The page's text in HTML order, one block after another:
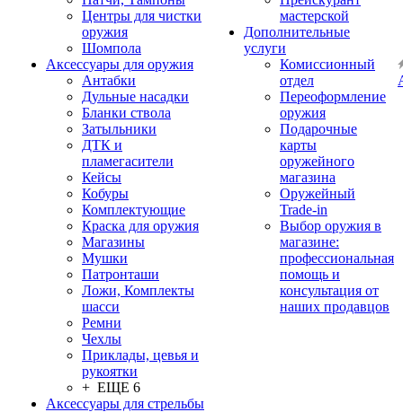
Центры для чистки
оружия
Шомпола
Аксессуары для оружия
Антабки
Дульные насадки
Бланки ствола
Затыльники
ДТК и
пламегасители
Кейсы
Кобуры
Комплектующие
Краска для оружия
Магазины
Мушки
Патронташи
Ложи, Комплекты
шасси
Ремни
Чехлы
Приклады, цевья и
рукоятки
+ ЕЩЕ 6
Аксессуары для стрельбы
мастерской
Дополнительные
услуги
Комиссионный
отдел
Переоформление
оружия
Подарочные
карты
оружейного
магазина
Оружейный
Trade-in
Выбор оружия в
магазине:
профессиональная
помощь и
консультация от
наших продавцов